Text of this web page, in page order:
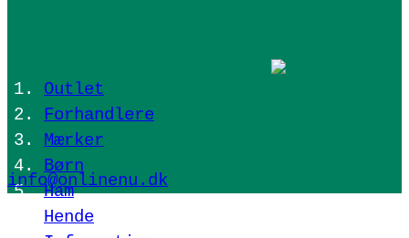
Outlet
Forhandlere
Mærker
Børn
Ham
Hende
info@onlinenu.dk